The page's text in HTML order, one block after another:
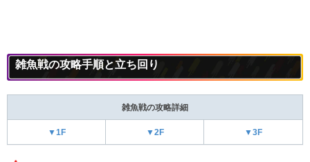
雑魚戦の攻略手順と立ち回り
雑魚戦の攻略詳細
▼1F ▼2F ▼3F